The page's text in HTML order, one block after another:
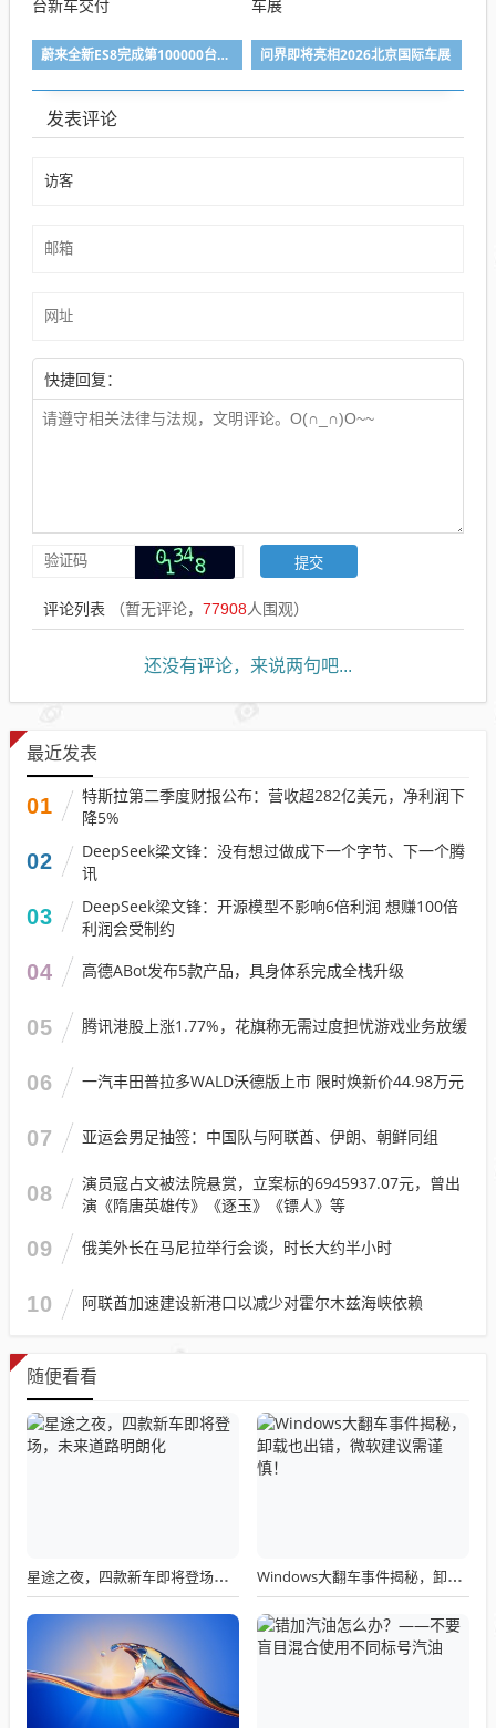
蔚来全新ES8完成第100000台新车交付 问界即将亮相2026北京国际车展
发表评论
快捷回复：
评论列表 （暂无评论， 77908人围观）
还没有评论，来说两句吧...
最近发表
01
特斯拉第二季度财报公布：营收超282亿美元，净利润下
降5%
02
DeepSeek梁文锋：没有想过做成下一个字节、下一个腾
讯
03
DeepSeek梁文锋：开源模型不影响6倍利润 想赚100倍
利润会受制约
04 高德ABot发布5款产品，具身体系完成全栈升级
05 腾讯港股上涨1.77%，花旗称无需过度担忧游戏业务放缓
06 一汽丰田普拉多WALD沃德版上市 限时焕新价44.98万元
07 亚运会男足抽签：中国队与阿联酋、伊朗、朝鲜同组
08
演员寇占文被法院悬赏，立案标的6945937.07元，曾出
演《隋唐英雄传》《逐玉》《镖人》等
09 俄美外长在马尼拉举行会谈，时长大约半小时
10 阿联酋加速建设新港口以减少对霍尔木兹海峡依赖
随便看看
星途之夜，四款新车即将登场，未来道路明朗化 Windows大翻车事件揭秘，卸载也出错，微软建议需谨慎！